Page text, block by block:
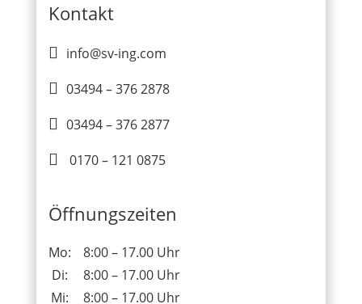
Kontakt
 info@sv-ing.com
 03494 – 376 2878
 03494 – 376 2877

0170 – 121 0875
Öffnungszeiten
Mo:
8:00 – 17.00 Uhr
Di:
8:00 – 17.00 Uhr
Mi:
8:00 – 17.00 Uhr